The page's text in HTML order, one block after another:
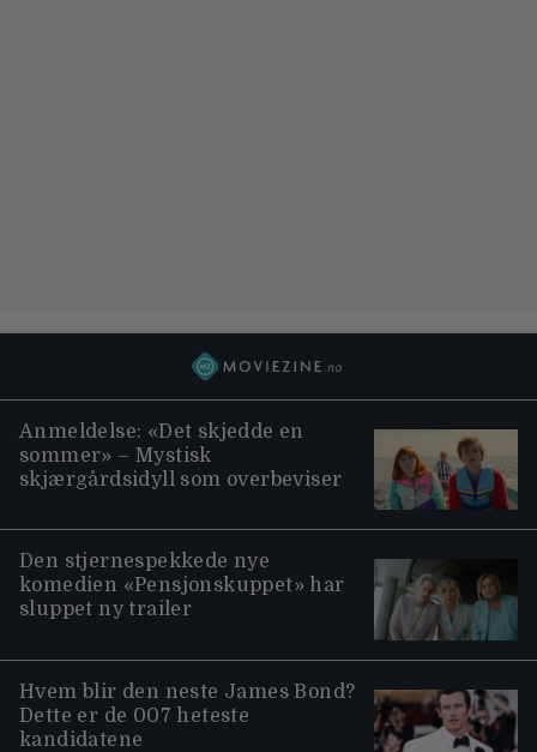
Anmeldelse: «Det skjedde en
sommer» – Mystisk
skjærgårdsidyll som overbeviser
Den stjernespekkede nye
komedien «Pensjonskuppet» har
sluppet ny trailer
Hvem blir den neste James Bond?
Dette er de 007 heteste
kandidatene